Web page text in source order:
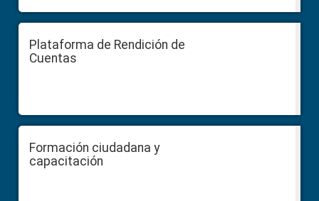
Plataforma de Rendición de
Cuentas
Formación ciudadana y
capacitación